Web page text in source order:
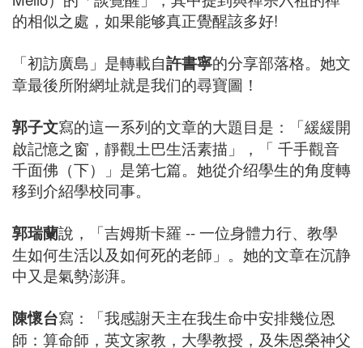
的相似之處，如果能够真正覺醒該多好!
「初訪廣島」是轉載自許書寧的分享部落格。她文
章最後所附網址就是我们的尋寶圖！
郭子文寫的這一系列的文章的大題目是：「緩緩開
啟記憶之窗，靜觀土巴生活素描」，「 千手觀音
千面佛（下）」是第七篇。她從介绍學生的角度轉
移到介紹學校同事。
郭瑞蘭說，「吉姆斯卡羅 -- 一位身體力行、教學
生如何生活以及如何死的老師」。她的文章在沉静
中又是氣勢澎湃。
陳懷台寫：「我感謝天主在我生命中安排幾位恩
師：算命師，英文家教，大學教授，及朱恩榮神父